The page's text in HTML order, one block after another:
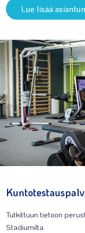
Lue lisää
Tutkittuun tietoon
Stadiumilta.